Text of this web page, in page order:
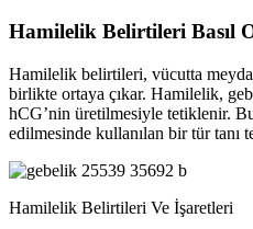
Hamilelik Belirtileri Basıl
Hamilelik belirtileri, vücutta
birlikte ortaya çıkar. Hamilelik,
hCG’nin üretilmesiyle tetiklenir.
edilmesinde kullanılan bir tür tanı
Hamilelik Belirtileri Ve İşaretleri